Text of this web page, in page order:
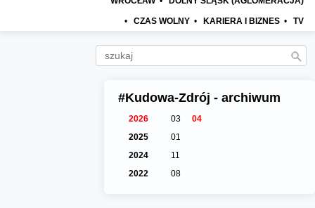
• CZAS WOLNY • KARIERA I BIZNES • TV
#Kudowa-Zdrój - archiwum
2026 03
04
2025
01
2024
11
2022
08